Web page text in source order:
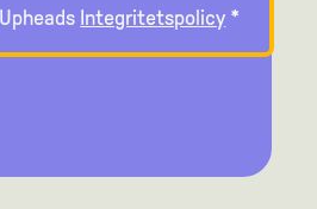
Integritetspolicy *